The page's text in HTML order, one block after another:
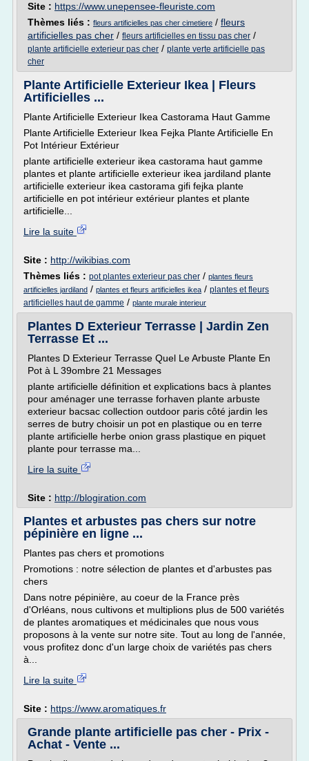
Site : https://www.unepensee-fleuriste.com
Thèmes liés : fleurs artificielles pas cher cimetiere / fleurs
artificielles pas cher / fleurs artificielles en tissu pas cher /
plante artificielle exterieur pas cher / plante verte artificielle pas
cher
Plante Artificielle Exterieur Ikea | Fleurs
Artificielles ...
Plante Artificielle Exterieur Ikea Castorama Haut Gamme
Plante Artificielle Exterieur Ikea Fejka Plante Artificielle En
Pot Intérieur Extérieur
plante artificielle exterieur ikea castorama haut gamme
plantes et plante artificielle exterieur ikea jardiland plante
artificielle exterieur ikea castorama gifi fejka plante
artificielle en pot intérieur extérieur plantes et plante
artificielle...
Lire la suite
Site : http://wikibias.com
Thèmes liés : pot plantes exterieur pas cher / plantes fleurs
artificielles jardiland / plantes et fleurs artificielles ikea / plantes et fleurs
artificielles haut de gamme / plante murale interieur
Plantes D Exterieur Terrasse | Jardin Zen
Terrasse Et ...
Plantes D Exterieur Terrasse Quel Le Arbuste Plante En
Pot à L 39ombre 21 Messages
plante artificielle définition et explications bacs à plantes
pour aménager une terrasse forhaven plante arbuste
exterieur bacsac collection outdoor paris côté jardin les
serres de butry choisir un pot en plastique ou en terre
plante artificielle herbe onion grass plastique en piquet
plante pour terrasse ma...
Lire la suite
Site : http://blogiration.com
Plantes et arbustes pas chers sur notre
pépinière en ligne ...
Plantes pas chers et promotions
Promotions : notre sélection de plantes et d'arbustes pas
chers
Dans notre pépinière, au coeur de la France près
d'Orléans, nous cultivons et multiplions plus de 500 variétés
de plantes aromatiques et médicinales que nous vous
proposons à la vente sur notre site. Tout au long de l'année,
vous profitez donc d'un large choix de variétés pas chers
à...
Lire la suite
Site : https://www.aromatiques.fr
Grande plante artificielle pas cher - Prix -
Achat - Vente ...